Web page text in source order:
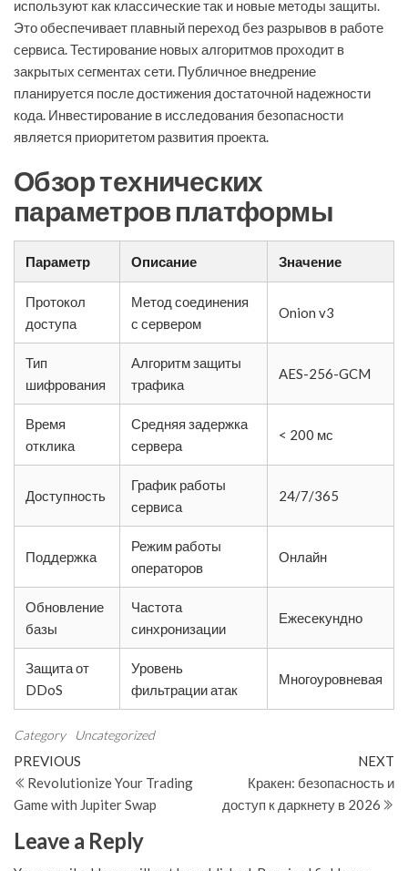
используют как классические так и новые методы защиты.
Это обеспечивает плавный переход без разрывов в работе
сервиса. Тестирование новых алгоритмов проходит в
закрытых сегментах сети. Публичное внедрение
планируется после достижения достаточной надежности
кода. Инвестирование в исследования безопасности
является приоритетом развития проекта.
Обзор технических
параметров платформы
Параметр Описание Значение
Протокол
доступа
Метод соединения
с сервером
Onion v3
Тип
шифрования
Алгоритм защиты
трафика
AES-256-GCM
Время
отклика
Средняя задержка
сервера
< 200 мс
Доступность
График работы
сервиса
24/7/365
Поддержка
Режим работы
операторов
Онлайн
Обновление
базы
Частота
синхронизации
Ежесекундно
Защита от
DDoS
Уровень
фильтрации атак
Многоуровневая
Category Uncategorized
Post
navigation
Previous
Post
PREVIOUS
Revolutionize Your Trading
Game with Jupiter Swap
NEXT
Кракен: безопасность и
доступ к даркнету в 2026
Leave a Reply